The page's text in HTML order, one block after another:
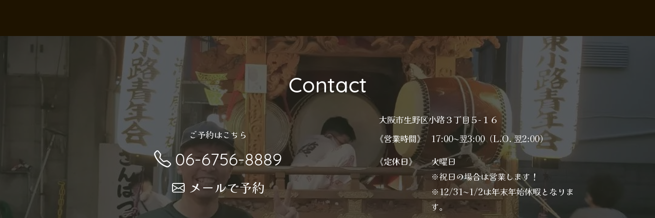
Contact
ご予約はこちら
06-6756-8889
メールで予約
大阪市生野区小路３丁目５−１６
《営業時間》 17:00〜翌3:00（L.O. 翌2:00）
《定休日》 火曜日
※祝日の場合は営業します！
※12/31〜1/2は年末年始休暇となりま
す。